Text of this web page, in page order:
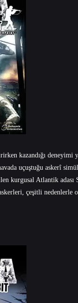
kazandığı
uçuştuğu askerî
kurgusal Atlantik adası
çeşitli nedenlerle